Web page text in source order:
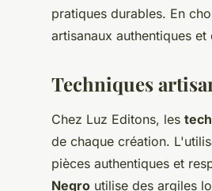
pratiques durables. En
artisanaux authentiques
Techniques
Chez Luz Editons, les
de chaque création.
pièces authentiques et
Negro utilise des argiles